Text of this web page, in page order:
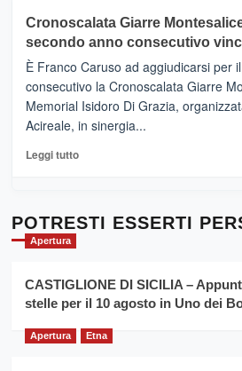
tra
sapori
vicoli
medievali
Mondello
(Palermo)
–
“E
adesso
Pasta
–
Sicilia
l’
evento
la
filiera
grano
Cronoscalata Giarre
secondo anno consecutivo
È Franco Caruso ad aggiudicarsi per
consecutivo la Cronoscalata Giarre
Memorial Isidoro Di Grazia,
Acireale, in sinergia...
Leggi tuttoLeggi
Cronoscalata
per
il
anno
POTRESTI ESSERTI
Apertura
CASTIGLIONE DI SICILIA –
stelle per il 10 agosto in Uno dei
Apertura Etna